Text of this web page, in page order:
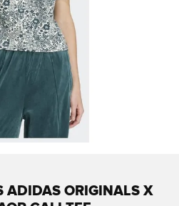
ADIDAS ORIGINALS X